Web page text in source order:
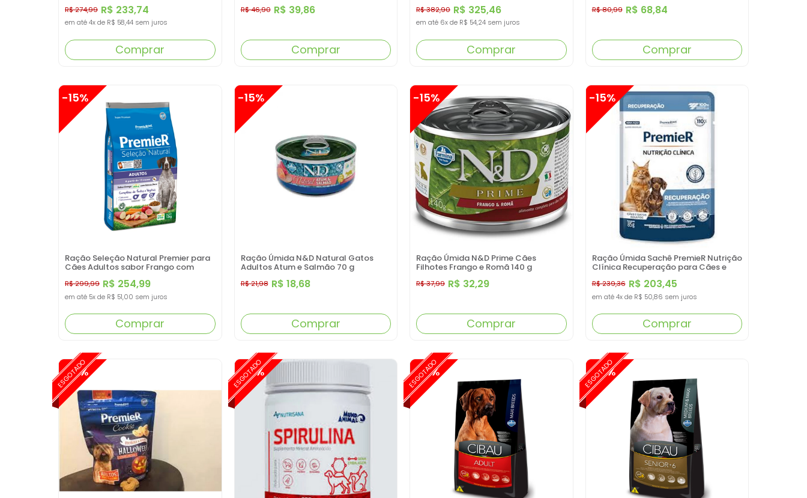
R$ 233,74
R$ 274,99
em até 4x de R$ 58,44 sem juros
Comprar
R$ 39,86
R$ 46,90
Comprar
R$ 325,46
R$ 382,90
em até 6x de R$ 54,24 sem juros
Comprar
Idade 1KGR$ 68,84
R$ 80,99
Comprar
Ração Seleção Natural Premier para
Cães Adultos sabor Frango com
R$ 254,99
R$ 299,99
-15%
em até 5x de R$ 51,00 sem juros
Comprar
Ração Úmida N&D Natural Gatos
Adultos Atum e Salmão 70 g
R$ 18,68
R$ 21,98
-15%
Comprar
Ração Úmida N&D Prime Cães
Filhotes Frango e Romã 140 g
R$ 32,29
R$ 37,99
-15%
Comprar
Ração Úmida Sachê PremieR Nutrição
Clínica Recuperação para Cães e
R$ 203,45
R$ 239,36
-15%
em até 4xde R$ 50,86 sem juros
Comprar
ESGOTADO
-15% ESGOTADO
-15% ESGOTADO
-15% ESGOTADO
-15%